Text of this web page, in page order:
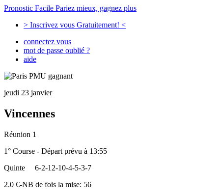
Pronostic Facile Pariez mieux, gagnez plus
> Inscrivez vous Gratuitement! <
connectez vous
mot de passe oublié ?
aide
jeudi 23 janvier
Vincennes
Réunion 1
1° Course - Départ prévu à 13:55
Quinte
6-2-12-10-4-5-3-7
2.0 €-NB de fois la mise: 56